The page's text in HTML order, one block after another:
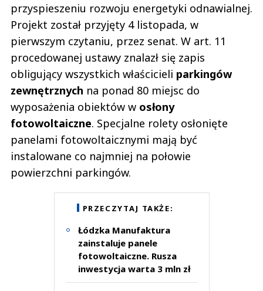
przyspieszeniu rozwoju energetyki odnawialnej.
Projekt został przyjęty 4 listopada, w
pierwszym czytaniu, przez senat. W art. 11
procedowanej ustawy znalazł się zapis
obligujący wszystkich właścicieli parkingów
zewnętrznych na ponad 80 miejsc do
wyposażenia obiektów w osłony
fotowoltaiczne. Specjalne rolety osłonięte
panelami fotowoltaicznymi mają być
instalowane co najmniej na połowie
powierzchni parkingów.
PRZECZYTAJ TAKŻE:
Łódzka Manufaktura
zainstaluje panele
fotowoltaiczne. Rusza
inwestycja warta 3 mln zł